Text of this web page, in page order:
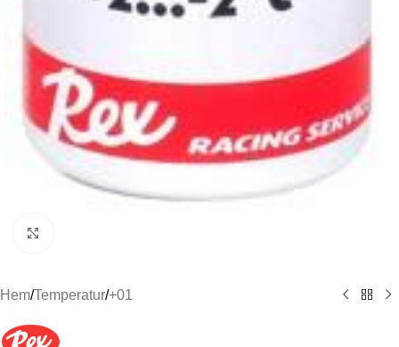
Hem/Temperatur/+01